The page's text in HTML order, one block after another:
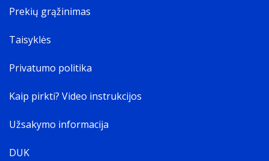
Prekių grąžinimas
Taisyklės
Privatumo politika
Kaip pirkti? Video instrukcijos
Užsakymo informacija
DUK